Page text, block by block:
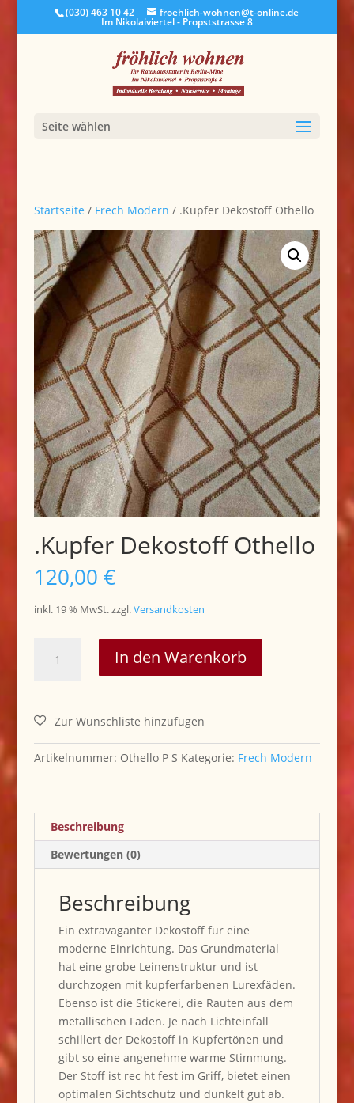
(030) 463 10 42 froehlich-wohnen@t-online.de
Im Nikolaiviertel - Propststrasse 8
Seite wählen
Startseite / Frech Modern / .Kupfer Dekostoff Othello
.Kupfer Dekostoff Othello
120,00 €
inkl. 19 % MwSt. zzgl.Versandkosten
Dekostoff
In den Warenkorb
Artikelnummer: Othello P S Kategorie: Frech Modern
Beschreibung
Bewertungen (0)
Beschreibung
Ein extravaganter Dekostoff für eine
moderne Einrichtung. Das Grundmaterial
hat eine grobe Leinenstruktur und ist
durchzogen mit kupferfarbenen Lurexfäden.
Ebenso ist die Stickerei, die Rauten aus dem
metallischen Faden. Je nach Lichteinfall
schillert der Dekostoff in Kupfertönen und
gibt so eine angenehme warme Stimmung.
Der Stoff ist rec ht fest im Griff, bietet einen
optimalen Sichtschutz und dunkelt gut ab.